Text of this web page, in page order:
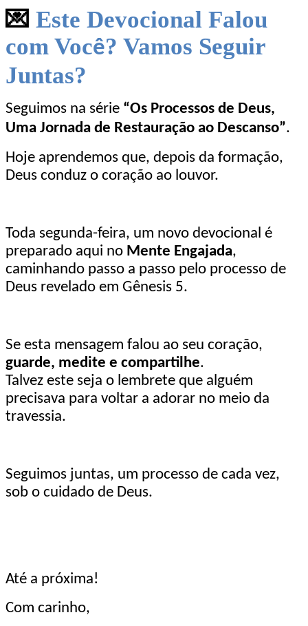
💌 Este Devocional Falou
com Você? Vamos Seguir
Juntas?
Seguimos na série “Os Processos de Deus,
Uma Jornada de Restauração ao Descanso”.
Hoje aprendemos que, depois da formação,
Deus conduz o coração ao louvor.
Toda segunda-feira, um novo devocional é
preparado aqui no Mente Engajada,
caminhando passo a passo pelo processo de
Deus revelado em Gênesis 5.
Se esta mensagem falou ao seu coração,
guarde, medite e compartilhe.
Talvez este seja o lembrete que alguém
precisava para voltar a adorar no meio da
travessia.
Seguimos juntas, um processo de cada vez,
sob o cuidado de Deus.
Até a próxima!
Com carinho,